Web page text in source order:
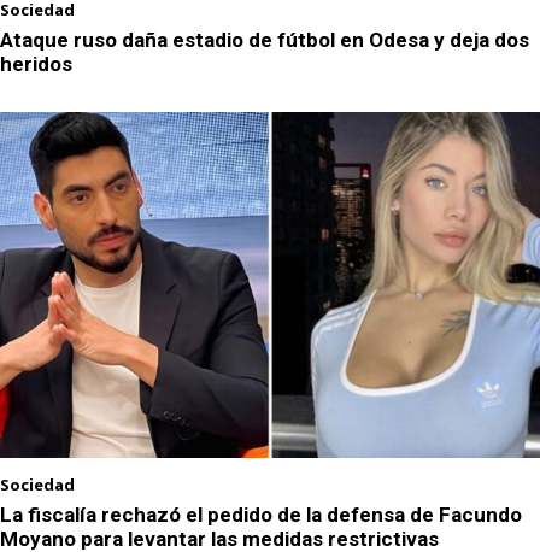
Sociedad
Ataque ruso daña estadio de fútbol en Odesa y deja dos
heridos
Sociedad
La fiscalía rechazó el pedido de la defensa de Facundo
Moyano para levantar las medidas restrictivas